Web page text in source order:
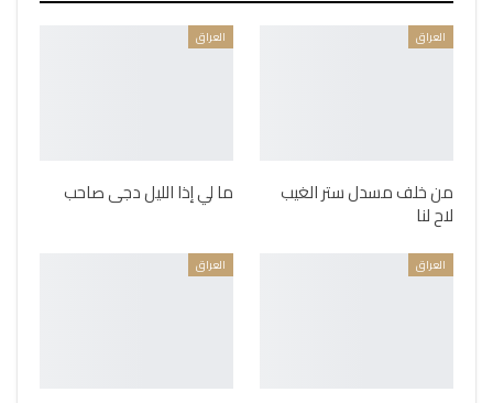
العراق
من خلف مسدل ستر الغيب
لاح لنا
العراق
ما لي إذا الليل دجى صاحب
العراق العراق